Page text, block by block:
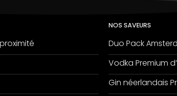
NOS SAVEURS
Duo Pack
Vodka Premium
Gin néerlandais